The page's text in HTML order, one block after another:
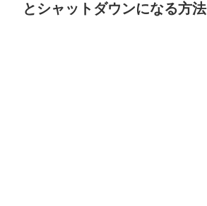
とシャットダウンになる方法